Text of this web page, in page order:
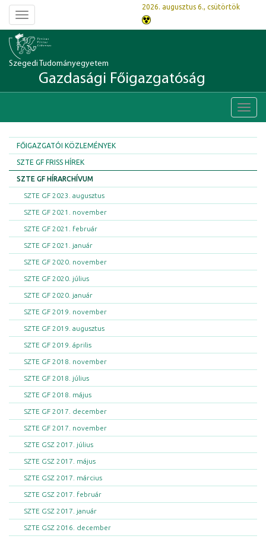
Toggle
navigation
2026. augusztus 6., csütörtök
Szegedi Tudományegyetem
Gazdasági Főigazgatóság
FŐIGAZGATÓI KÖZLEMÉNYEK
SZTE GF FRISS HÍREK
SZTE GF HÍRARCHÍVUM
SZTE GF 2023. augusztus
SZTE GF 2021. november
SZTE GF 2021. február
SZTE GF 2021. január
SZTE GF 2020. november
SZTE GF 2020. július
SZTE GF 2020. január
SZTE GF 2019. november
SZTE GF 2019. augusztus
SZTE GF 2019. április
SZTE GF 2018. november
SZTE GF 2018. július
SZTE GF 2018. május
SZTE GF 2017. december
SZTE GF 2017. november
SZTE GSZ 2017. július
SZTE GSZ 2017. május
SZTE GSZ 2017. március
SZTE GSZ 2017. február
SZTE GSZ 2017. január
SZTE GSZ 2016. december